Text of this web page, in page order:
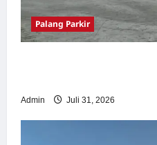
Palang Parkir
Admin Juli 31, 2026